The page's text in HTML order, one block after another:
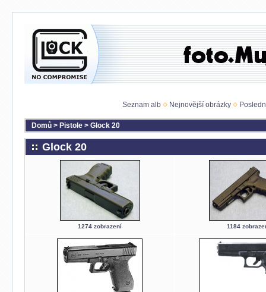
Seznam alb Nejnovější obrázky
Domů > Pistole > Glock 20
Glock 20
1274 zobrazení 1184